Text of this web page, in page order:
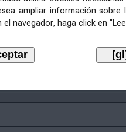
ampliar información
el navegador, haga click en
de cobertura